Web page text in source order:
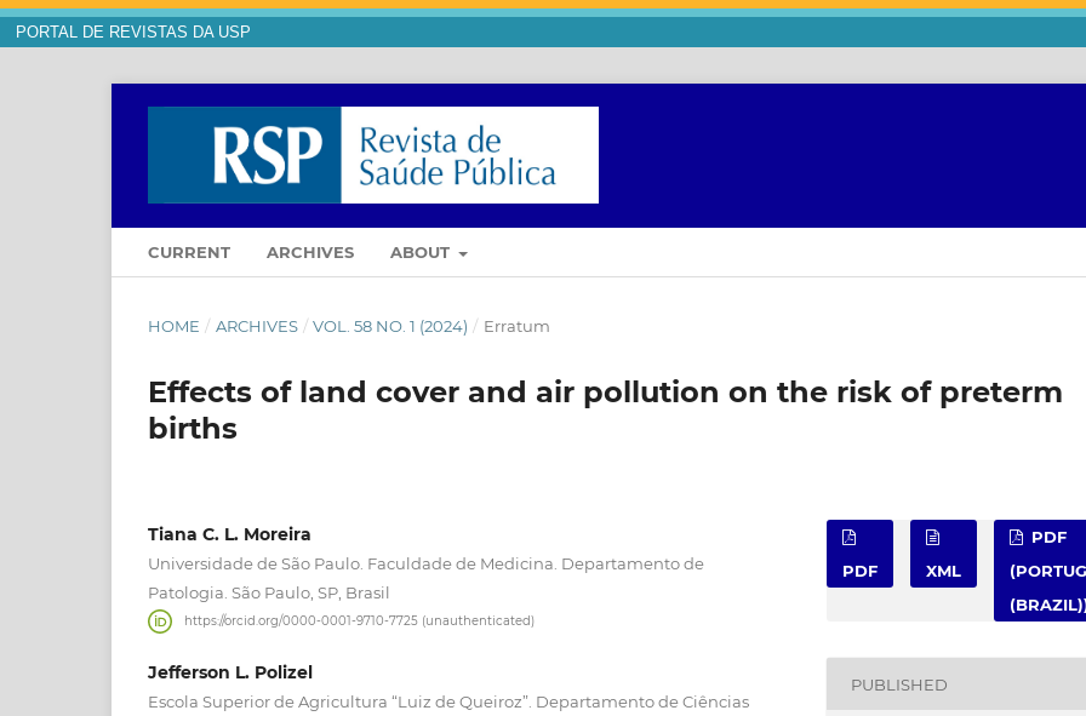
PORTAL DE REVISTAS DA USP
CURRENT ARCHIVES ABOUT
HOME / ARCHIVES / VOL. 58 NO. 1 (2024) / Erratum
Effects of land cover and air pollution on the risk of preterm
births
Tiana C. L. Moreira
Universidade de São Paulo. Faculdade de Medicina. Departamento de
Patologia. São Paulo, SP, Brasil
https://orcid.org/0000-0001-9710-7725 (unauthenticated)
Jefferson L. Polizel
Escola Superior de Agricultura “Luiz de Queiroz”. Departamento de Ciências
PDF XML
PDF
PUBLISHED